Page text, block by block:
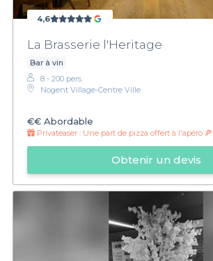
4,6
La Brasserie l'Heritage
Bar à vin
8 - 200 pers.
Nogent Village-Centre Ville
€€ Abordable
Privateaser : Une part de pizza offert à l'apéro 🍕
Obtenir un devis